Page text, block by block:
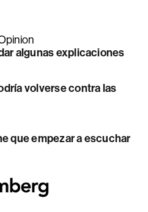
algunas explicaciones
volverse contra las
que empezar a escuchar